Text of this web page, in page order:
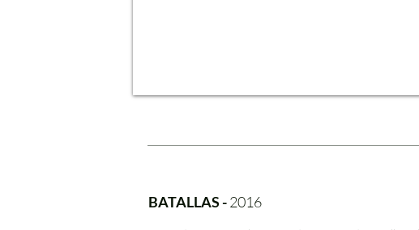
BATALLAS -2016